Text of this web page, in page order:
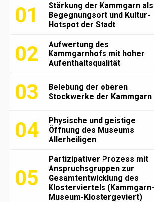
01
Stärkung der Kammgarn als
Begegnungsort und Kultur-
Hotspot der Stadt
02
Aufwertung des
Kammgarnhofs mit hoher
Aufenthaltsqualität
03
Belebung der oberen
Stockwerke der Kammgarn
04
Physische und geistige
Öffnung des Museums
Allerheiligen
05
Partizipativer Prozess mit
Anspruchsgruppen zur
Gesamtentwicklung des
Klosterviertels (Kammgarn-
Museum-Klostergeviert)